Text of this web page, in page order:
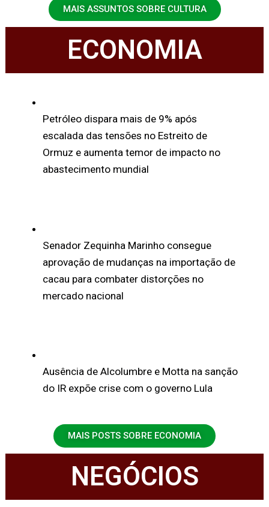
MAIS ASSUNTOS SOBRE CULTURA
ECONOMIA
Petróleo dispara mais de 9% após
escalada das tensões no Estreito de
Ormuz e aumenta temor de impacto no
abastecimento mundial
Senador Zequinha Marinho consegue
aprovação de mudanças na importação de
cacau para combater distorções no
mercado nacional
Ausência de Alcolumbre e Motta na sanção
do IR expõe crise com o governo Lula
MAIS POSTS SOBRE ECONOMIA
NEGÓCIOS